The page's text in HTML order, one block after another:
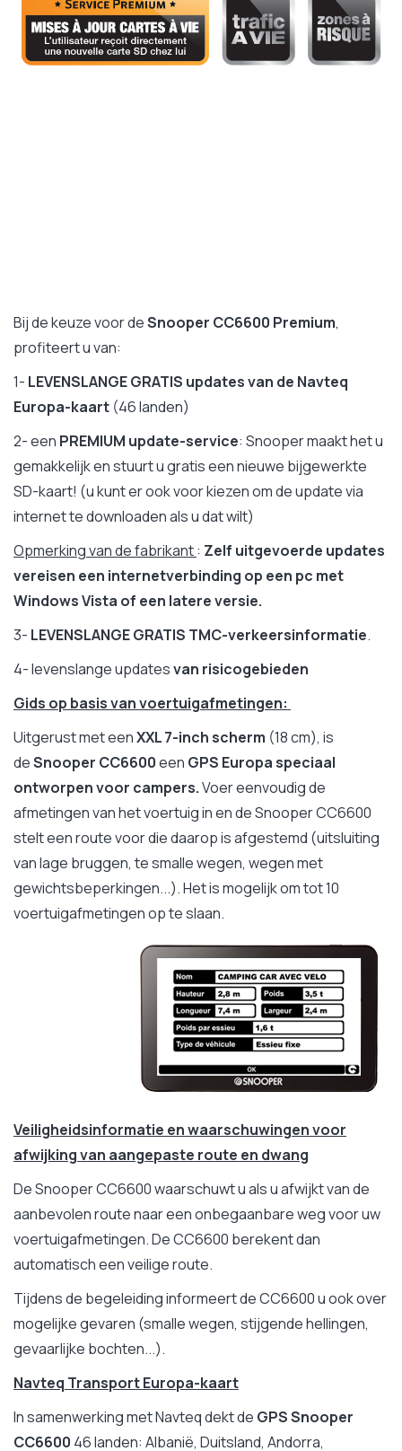
Bij de keuze voor deSnooper CC6600 Premium,
profiteert u van:
1- LEVENSLANGE GRATIS updates van de Navteq
Europa-kaart (46 landen)
2- een PREMIUM update-service: Snooper maakt het u
gemakkelijk en stuurt u gratis een nieuwe bijgewerkte
SD-kaart! (u kunt er ook voor kiezen om de update via
internet te downloaden als u dat wilt)
Opmerking van de fabrikant: Zelf uitgevoerde updates
vereisen een internetverbinding op een pc met
Windows Vista of een latere versie.
3- LEVENSLANGE GRATIS TMC-verkeersinformatie.
4- levenslange updatesvan risicogebieden
Gids op basis van voertuigafmetingen:
Uitgerust met eenXXL 7-inch scherm (18 cm), is
deSnooper CC6600een GPS Europa speciaal
ontworpen voor campers.Voer eenvoudig de
afmetingen van het voertuig in en de Snooper CC6600
stelt een route voor die daarop is afgestemd (uitsluiting
van lage bruggen, te smalle wegen, wegen met
gewichtsbeperkingen...). Het is mogelijk om tot 10
voertuigafmetingen op te slaan.
Veiligheidsinformatie enwaarschuwingen voor
afwijking van aangepaste route en dwang
De Snooper CC6600 waarschuwt u als u afwijkt van de
aanbevolen route naar een onbegaanbare weg voor uw
voertuigafmetingen. De CC6600 berekent dan
automatisch een veilige route.
Tijdens de begeleiding informeert de CC6600 u ook over
mogelijke gevaren (smalle wegen, stijgende hellingen,
gevaarlijke bochten...).
Navteq Transport Europa-kaart
In samenwerking met Navteq dekt de GPS Snooper
CC6600 46 landen: Albanië, Duitsland, Andorra,